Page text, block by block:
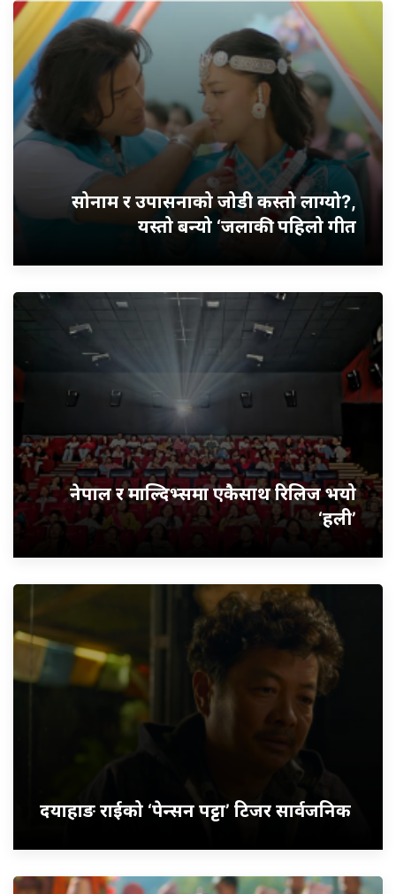
सोनाम र उपासनाको जोडी कस्तो लाग्यो?,
यस्तो बन्यो ‘जलाकी’ पहिलो गीत
नेपाल र माल्दिभ्समा एकैसाथ रिलिज भयो
‘हली’
दयाहाङ राईको ‘पेन्सन पट्टा’ टिजर सार्वजनिक